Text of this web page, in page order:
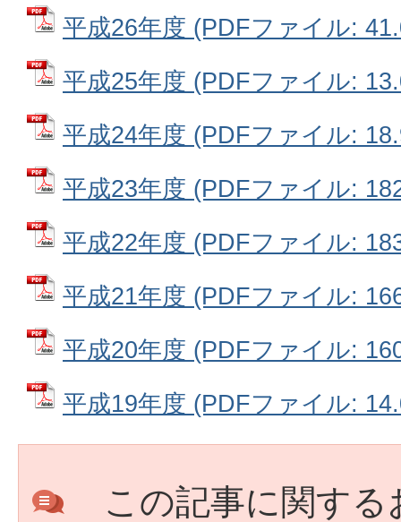
平成26年度 (PDFファイル:
平成25年度 (PDFファイル:
平成24年度 (PDFファイル:
平成23年度 (PDFファイル:
平成22年度 (PDFファイル:
平成21年度 (PDFファイル:
平成20年度 (PDFファイル:
平成19年度 (PDFファイル:
この記事に関す